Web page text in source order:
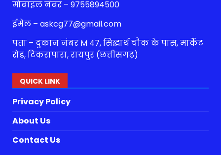
मोबाइल नंबर – 9755894500
ईमेल – askcg77@gmail.com
पता – दुकान नंबर M 47, सिद्धार्थ चौक के पास, मार्केट
रोड, टिकरापारा, रायपुर (छत्तीसगढ़)
QUICK LINK
Privacy Policy
About Us
Contact Us